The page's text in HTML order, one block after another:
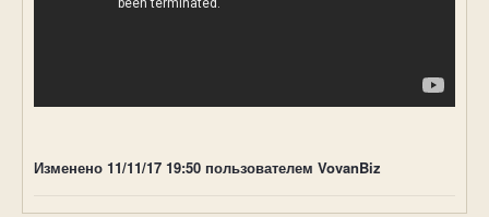
Изменено 11/11/17 19:50 пользователем VovanBiz